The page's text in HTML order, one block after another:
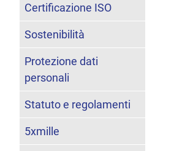
Certificazione ISO
Sostenibilità
Protezione dati
personali
Statuto e regolamenti
5xmille